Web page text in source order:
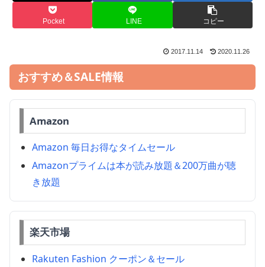
Pocket LINE コピー
2017.11.14 2020.11.26
おすすめ＆SALE情報
Amazon
Amazon 毎日お得なタイムセール
Amazonプライムは本が読み放題＆200万曲が聴
き放題
楽天市場
Rakuten Fashion クーポン＆セール